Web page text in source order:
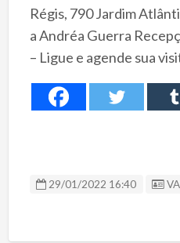
Régis, 790 Jardim
a Andréa Guerra
– Ligue e agende sua
29/01/2022 16:40 ID